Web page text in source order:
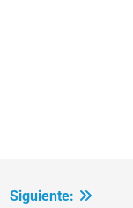
Siguiente: